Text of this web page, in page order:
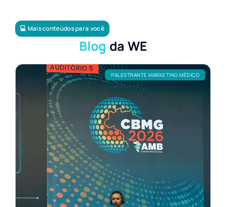
💻 Mais conteúdos para você
Blog da WE
PALESTRANTE MARKETING MÉDICO